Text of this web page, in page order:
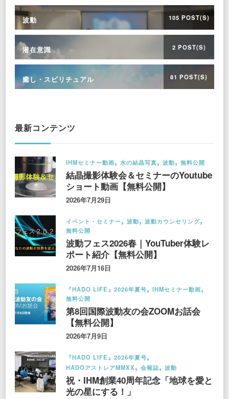
波動 105 POST(S)
潜在意識 2 POST(S)
癒し・スピリチュアル 81 POST(S)
最新コンテンツ
IHMセミナー動画 水の結晶写真 波動 無料公開
結晶撮影体験会＆セミナーのYoutube
ショート動画【無料公開】
2026年7月29日
イベント・セミナー 波動
波動カウンセリング
無料公開
波動フェス2026春｜YouTuber体験レ
ポート紹介【無料公開】
2026年7月16日
『HADO LIFE』2026年夏号
IHMセミナー動画
無料公開
第8回国際波動友の会ZOOMお話会
【無料公開】
2026年7月9日
『HADO LIFE』2026年夏号
HADOアストレアMMXX
会報誌 波動
祝・IHM創業40周年記念「地球を愛と
光の星にする！」